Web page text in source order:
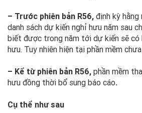
– Trước phiên bản R56, định kỳ hằng
danh sách dự kiến nghỉ hưu năm sau
biết được trong năm tới dự kiến sẽ có
hưu. Tuy nhiên hiện tại phần mềm
– Kể từ phiên bản R56, phần mềm
hưu đồng thời bổ sung báo cáo.
Cụ thể như sau